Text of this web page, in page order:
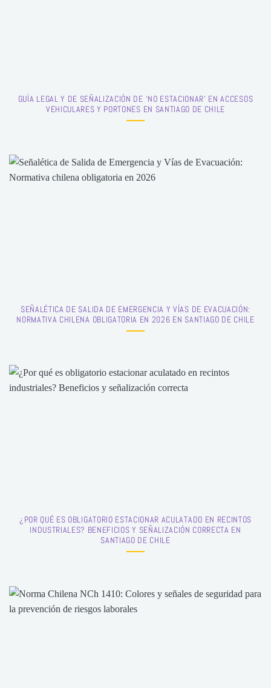
GUÍA LEGAL Y DE SEÑALIZACIÓN DE ‘NO ESTACIONAR’ EN ACCESOS
VEHICULARES Y PORTONES EN SANTIAGO DE CHILE
SEÑALÉTICA DE SALIDA DE EMERGENCIA Y VÍAS DE EVACUACIÓN:
NORMATIVA CHILENA OBLIGATORIA EN 2026 EN SANTIAGO DE CHILE
¿POR QUÉ ES OBLIGATORIO ESTACIONAR ACULATADO EN RECINTOS
INDUSTRIALES? BENEFICIOS Y SEÑALIZACIÓN CORRECTA EN
SANTIAGO DE CHILE